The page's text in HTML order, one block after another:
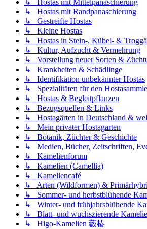
↳ Hostas mit Randpanaschierung
↳ Gestreifte Hostas
↳ Kleine Hostas
↳ Hostas in Stein-, Kübel- &
↳ Kultur, Aufzucht & Vermehrung
↳ Vorstellung neuer Sorten &
↳ Krankheiten & Schädlinge
↳ Identifikation unbekannter Hostas
↳ Spezialitäten für den
↳ Hostas & Begleitpflanzen
↳ Bezugsquellen & Links
↳ Hostagärten in Deutschland &
↳ Mein privater Hostagarten
↳ Botanik, Züchter & Geschichte
↳ Medien, Bücher, Zeitschriften,
↳ Kamelienforum
↳ Kamelien (Camellia)
↳ Kameliencafé
↳ Arten (Wildformen) &
↳ Sommer- und herbstblühende
↳ Winter- und frühjahrsblühende
↳ Blatt- und wuchszierende
↳ Higo-Kamelien 藪椿